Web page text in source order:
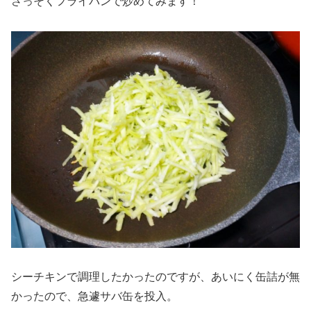
シーチキンで調理したかったのですが、あいにく缶詰が無
かったので、急遽サバ缶を投入。